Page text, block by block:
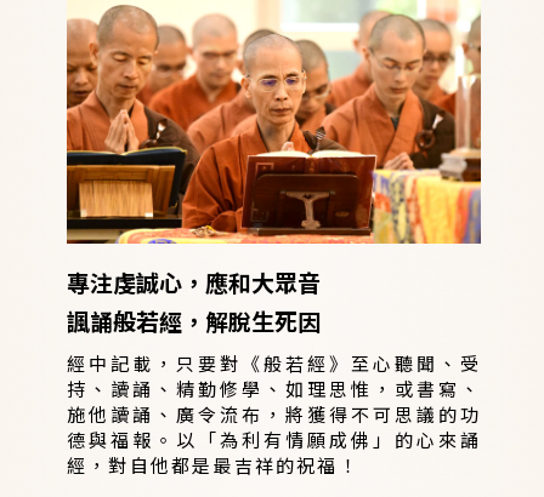
專注虔誠心，應和大眾音
諷誦般若經，解脫生死因
經中記載，只要對《般若經》至心聽聞、受
持、讀誦、精勤修學、如理思惟，或書寫、
施他讀誦、廣令流布，將獲得不可思議的功
德與福報。以「為利有情願成佛」的心來誦
經，對自他都是最吉祥的祝福！